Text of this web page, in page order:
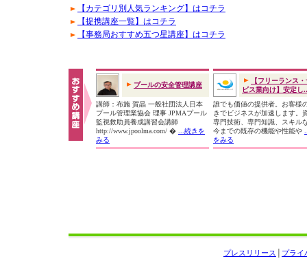
【カテゴリ別人気ランキング】はコチラ
【提携講座一覧】はコチラ
【事務局おすすめ五つ星講座】はコチラ
プールの安全管理講座
講師：布施 賀晶 一般社団法人日本
プール管理業協会 理事 JPMAプール
監視救助員養成講習会講師
http://www.jpoolma.com/ �
...続きを
みる
【フリーランス
ビス業向け】安定し
誰でも価値の提供者。お客様
きでビジネスが加速します。
専門技術、専門知識、スキル
今までの既存の機能や性能や
をみる
プライ
プレスリリース